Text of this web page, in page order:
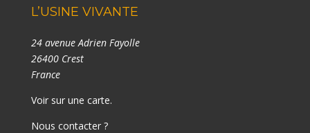
L’USINE VIVANTE
24 avenue Adrien Fayolle
26400 Crest
France
Voir sur une carte.
Nous contacter ?